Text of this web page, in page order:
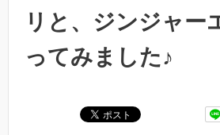
リと、ジンジャー
ってみました♪